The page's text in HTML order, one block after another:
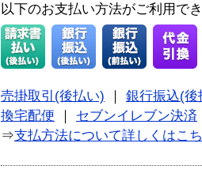
以下のお支払い方法がご利用で
売掛取引(後払い)
銀行振込(後
換宅配便
セブンイレブン決済
⇒支払方法について詳しくはこ